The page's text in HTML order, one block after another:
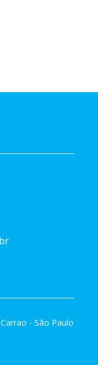
- São Paulo